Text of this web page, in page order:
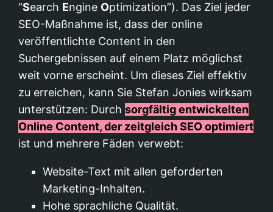
“Search Engine Optimization”). Das Ziel jeder
SEO-Maßnahme ist, dass der online
veröffentlichte Content in den
Suchergebnissen auf einem Platz möglichst
weit vorne erscheint. Um dieses Ziel effektiv
zu erreichen, kann Sie Stefan Jonies wirksam
unterstützen: Durchsorgfältig entwickelten
Online Content, der zeitgleich SEO optimiert
ist und mehrere Fäden verwebt:
Website-Text mit allen geforderten
Marketing-Inhalten.
Hohe sprachliche Qualität.